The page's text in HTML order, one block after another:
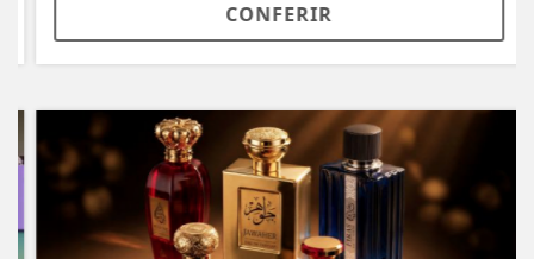
CONFERIR